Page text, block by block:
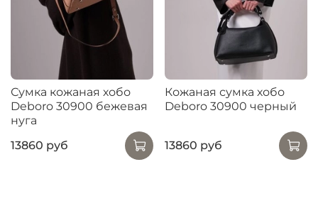
Сумка кожаная хобо
Deboro 30900 бежевая
нуга
13860 руб
Кожаная сумка хобо
Deboro 30900 черный
13860 руб